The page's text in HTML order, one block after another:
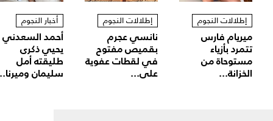
إطلالات النجوم
ميريام فارس
تتمرد بأزياء
مستوحاة من
الخزانة...
إطلالات النجوم
نانسي عجرم
بقميص مفتوح
في لقطات عفوية
على...
أخبار النجوم
أحمد السعدني
يحيي ذكرى
طليقته أمل
سليمان